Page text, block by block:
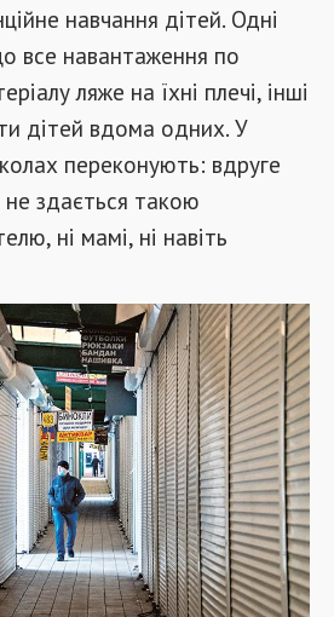
навчання дітей. Одні
все навантаження по
ляже на їхні плечі, інші
дітей вдома одних. У
переконують: вдруге
здається такою
ні мамі, ні навіть